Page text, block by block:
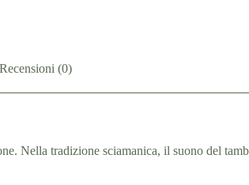
Recensioni (0)
Nella tradizione sciamanica, il suono del